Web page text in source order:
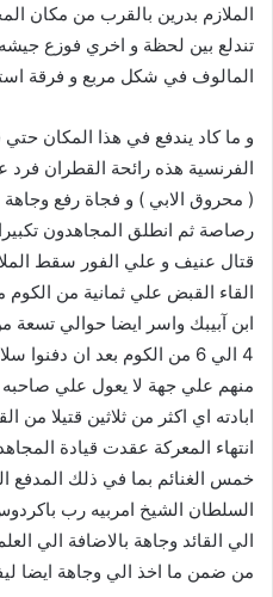
الملازم بدرين بالقرب من مكان
تندلع بين لحظة و اخري فوزع
المالوف في شكل مربع و فرقة
و ما كاد يندفع في هذا المكان
الفرنسية هذه رائحة القطران فرد
( محروق الابي ) و فجاة رفع وجاهة
رصاصة ثم انطلق المجاهدون
قتال عنيف و علي الفور سقط
القاء القبض علي ثمانية من الكوم
ابن آبيبك واسر ايضا حوالي تسعة
4 الي 6 من الكوم بعد ان
منهم علي جهة لا يعول علي
انتهاء المعركة عقدت قيادة
خمس الغنائم بما في ذلك المدفع
السلطان الشيخ امربيه رب
الي القائد وجاهة بالاضافة الي
من ضمن ما اخذ الي وجاهة ايضا